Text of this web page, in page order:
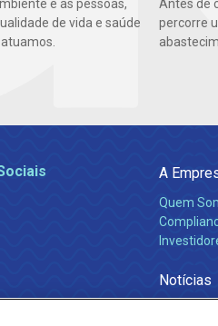
e as pessoas,
de vida e saúde
Antes de
percorre
A
Quem
Notícias